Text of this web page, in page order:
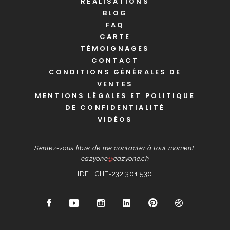
BLOG
FAQ
CARTE
TÉMOIGNAGES
CONTACT
CONDITIONS GÉNÉRALES DE
VENTES
MENTIONS LÉGALES ET POLITIQUE
DE CONFIDENTIALITÉ
VIDÉOS
Sentez-vous libre de me contacter à tout moment.
eazyone@eazyone.ch
IDE : CHE-232.301.530